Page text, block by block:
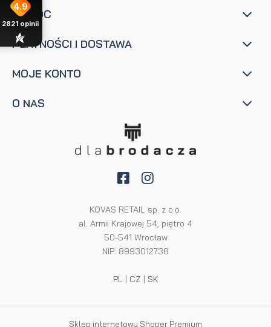
POMOC
PŁATNOŚCI I DOSTAWA
MOJE KONTO
O NAS
KOVAS RETAIL sp. z o.o.
al. Armii Krajowej 54, piętro 4
50-541 Wrocław
NIP: 8993012738
PL | CZ | SK
4.9
2821 opinii
Sklep internetowy Shoper Premium